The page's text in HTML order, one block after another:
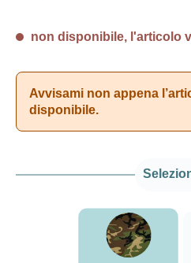
non disponibile, l'articolo
Avvisami non appena
disponibile.
###Forest